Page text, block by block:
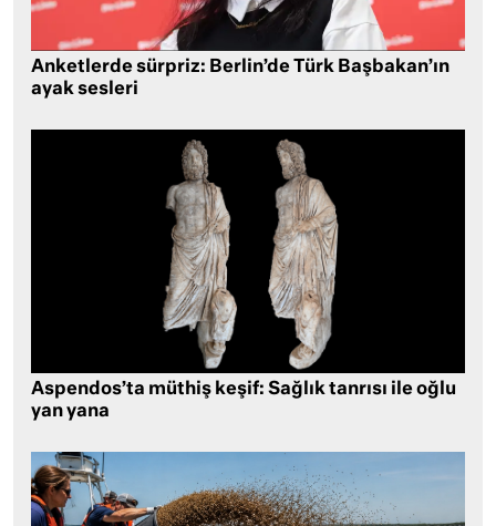
Anketlerde sürpriz: Berlin’de Türk Başbakan’ın
ayak sesleri
Aspendos’ta müthiş keşif: Sağlık tanrısı ile oğlu
yan yana